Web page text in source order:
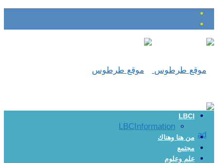
LBCI
LBCInformation
من هنا وهناك
مجتمع
علم وعلوم